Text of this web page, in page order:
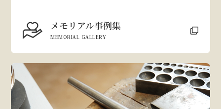
メモリアル事例集
MEMORIAL GALLERY